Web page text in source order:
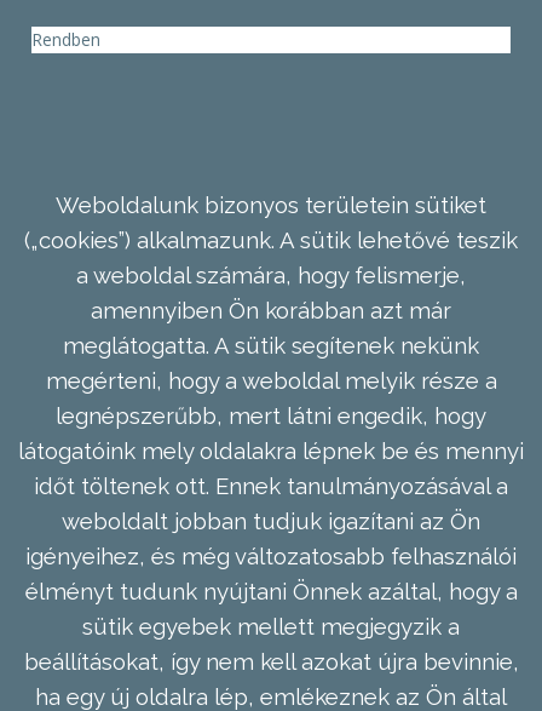
Rendben
Weboldalunk bizonyos területein sütiket
(„cookies”) alkalmazunk. A sütik lehetővé teszik
a weboldal számára, hogy felismerje,
amennyiben Ön korábban azt már
meglátogatta. A sütik segítenek nekünk
megérteni, hogy a weboldal melyik része a
legnépszerűbb, mert látni engedik, hogy
látogatóink mely oldalakra lépnek be és mennyi
időt töltenek ott. Ennek tanulmányozásával a
weboldalt jobban tudjuk igazítani az Ön
igényeihez, és még változatosabb felhasználói
élményt tudunk nyújtani Önnek azáltal, hogy a
sütik egyebek mellett megjegyzik a
beállításokat, így nem kell azokat újra bevinnie,
ha egy új oldalra lép, emlékeznek az Ön által